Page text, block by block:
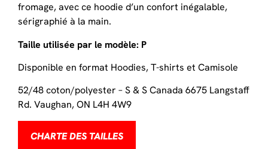
fromage, avec ce hoodie d’un confort inégalable,
sérigraphié à la main.
Taille utilisée par le modèle: P
Disponible en format Hoodies, T-shirts et Camisole
52/48 coton/polyester – S & S Canada 6675 Langstaff
Rd. Vaughan, ON L4H 4W9
CHARTE DES TAILLES